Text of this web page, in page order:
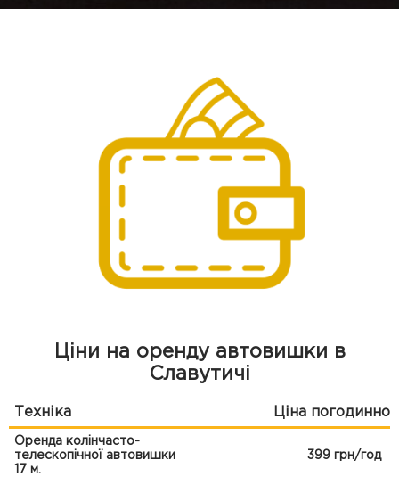
Ціни на оренду автовишки в
Славутичі
Техніка Ціна погодинно
Оренда колінчасто-
телескопічної автовишки
17 м.
399 грн/год